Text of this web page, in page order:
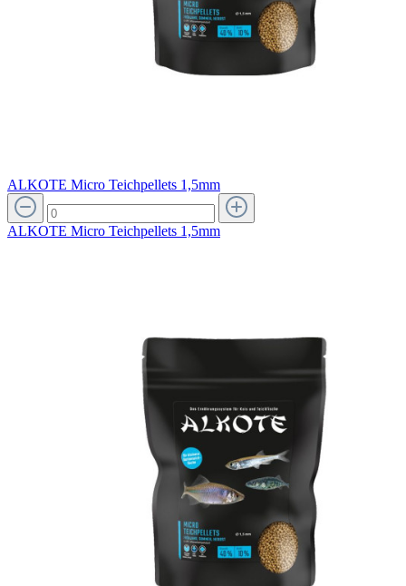
ALKOTE Micro Teichpellets 1,5mm
ALKOTE Micro Teichpellets 1,5mm